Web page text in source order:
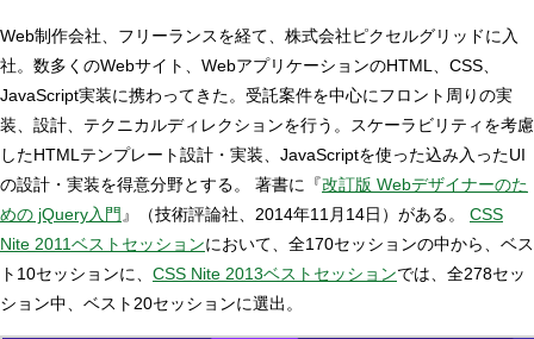
Web制作会社、フリーランスを経て、株式会社ピクセルグリッドに入
社。数多くのWebサイト、WebアプリケーションのHTML、CSS、
JavaScript実装に携わってきた。受託案件を中心にフロント周りの実
装、設計、テクニカルディレクションを行う。スケーラビリティを考慮
したHTMLテンプレート設計・実装、JavaScriptを使った込み入ったUI
の設計・実装を得意分野とする。 著書に『改訂版 Webデザイナーのた
めの jQuery入門 』（技術評論社、2014年11月14日）がある。 CSS
Nite 2011ベストセッションにおいて、全170セッションの中から、ベス
ト10セッションに、 CSS Nite 2013ベストセッションでは、全278セッ
ション中、ベスト20セッションに選出。